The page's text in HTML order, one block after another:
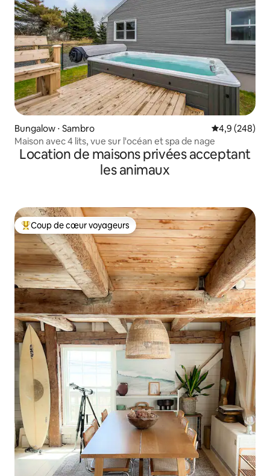
Bungalow ⋅ Sambro Évaluation
4,9 (248)
Maison avec 4 lits, vue sur l'océan et spa de nage
Location de maisons privées acceptant
les animaux
Coups de cœur voyageurs les plus appréciés
Coup de cœur voyageurs